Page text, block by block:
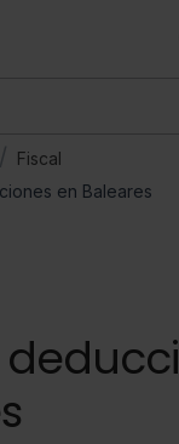
Fiscal
en Baleares